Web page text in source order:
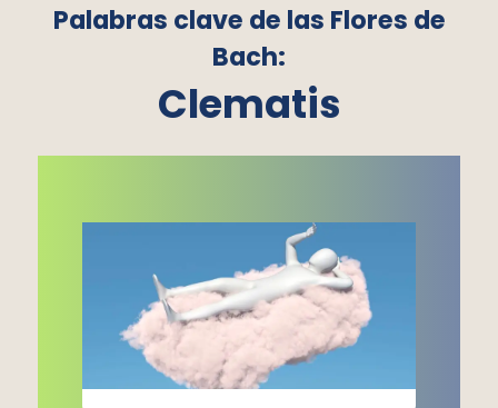
Palabras clave de las Flores de
Bach:
Clematis